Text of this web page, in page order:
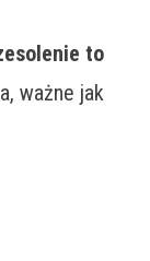
to
ważne jak